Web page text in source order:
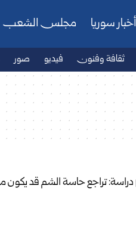
أخبار سوريا مجلس الشعب
ثقافة وفنون فيديو صور